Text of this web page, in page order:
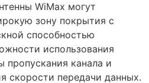
WiMax могут
зону покрытия с
способностью
использования
пропускания канала и
скорости передачи данных.